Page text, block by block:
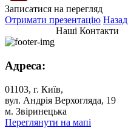
Записатися на перегляд
Отримати презентацію Назад
Наші Контакти
Адреса:
01103, г. Київ,
вул. Андрія Верхогляда, 19
м. Звіринецька
Переглянути на мапі